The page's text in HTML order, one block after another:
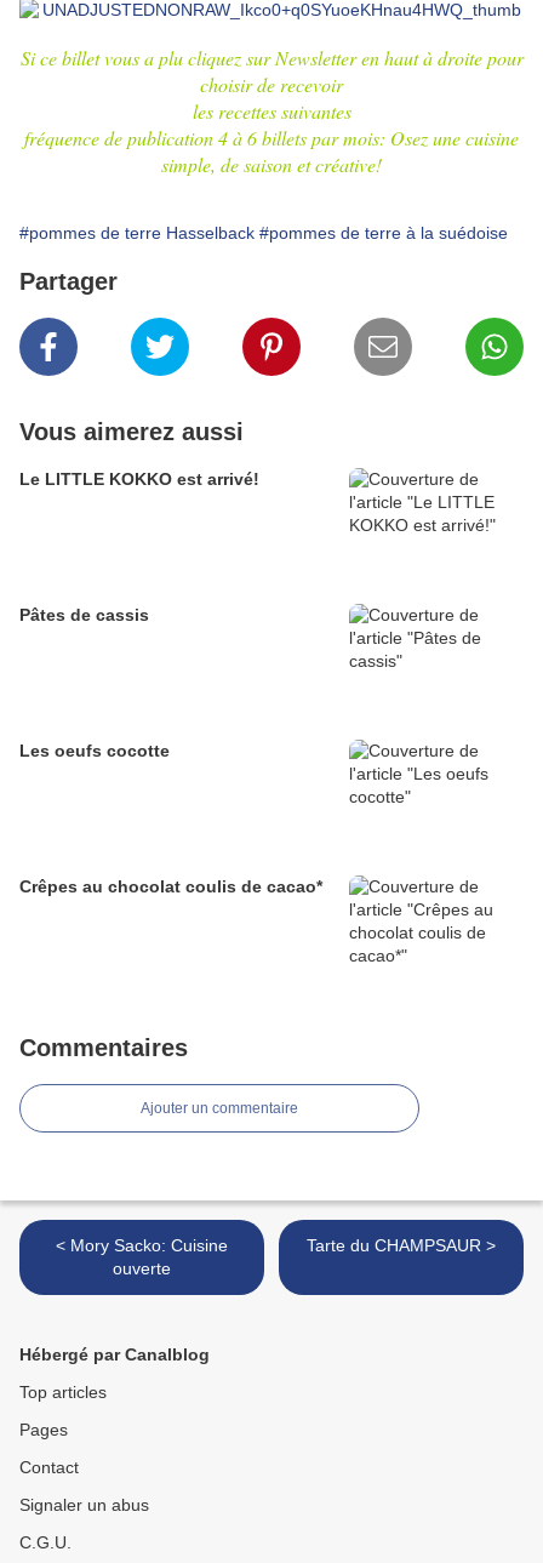
Si ce billet vous a plu cliquez sur Newsletter en haut à droite pour
choisir de recevoir
les recettes suivantes
fréquence de publication 4 à 6 billets par mois: Osez une cuisine
simple, de saison et créative!
#pommes de terre Hasselback #pommes de terre à la suédoise
Partager
Vous aimerez aussi
Le LITTLE KOKKO est arrivé!
Pâtes de cassis
Les oeufs cocotte
Crêpes au chocolat coulis de cacao*
Commentaires
Ajouter un commentaire
< Mory Sacko: Cuisine
ouverte
Tarte du CHAMPSAUR >
Hébergé par Canalblog
Top articles
Pages
Contact
Signaler un abus
C.G.U.